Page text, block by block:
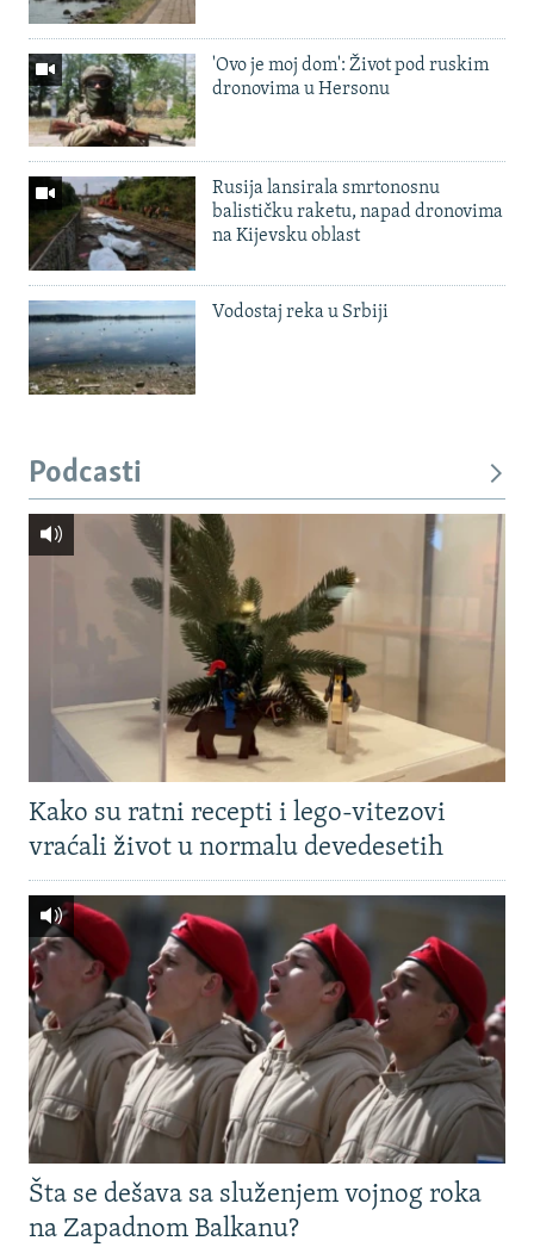
'Ovo je moj dom': Život pod ruskim
dronovima u Hersonu
Rusija lansirala smrtonosnu
balističku raketu, napad dronovima
na Kijevsku oblast
Vodostaj reka u Srbiji
Podcasti
Kako su ratni recepti i lego-vitezovi
vraćali život u normalu devedesetih
Šta se dešava sa služenjem vojnog roka
na Zapadnom Balkanu?